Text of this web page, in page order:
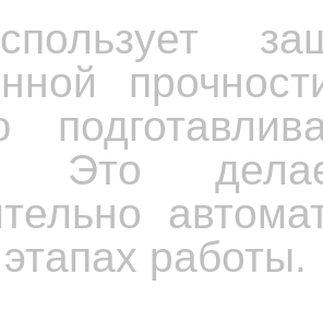
Это
работы.